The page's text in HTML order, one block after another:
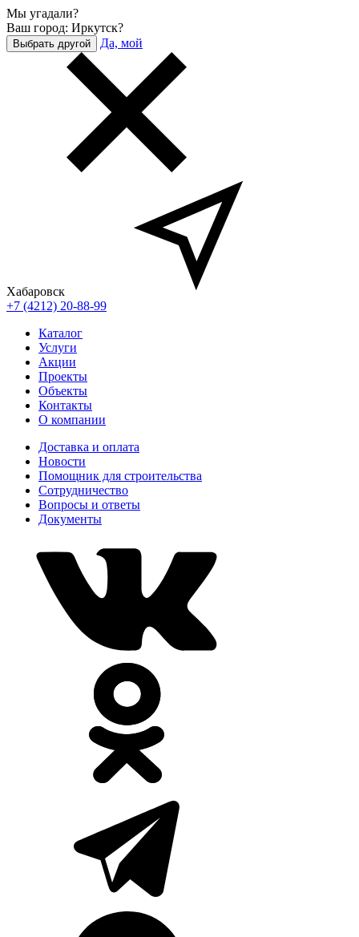
Мы угадали?
Ваш город: Иркутск?
Выбрать другой Да, мой
Хабаровск
+7 (4212) 20-88-99
Каталог
Услуги
Акции
Проекты
Объекты
Контакты
О компании
Доставка и оплата
Новости
Помощник для строительства
Сотрудничество
Вопросы и ответы
Документы